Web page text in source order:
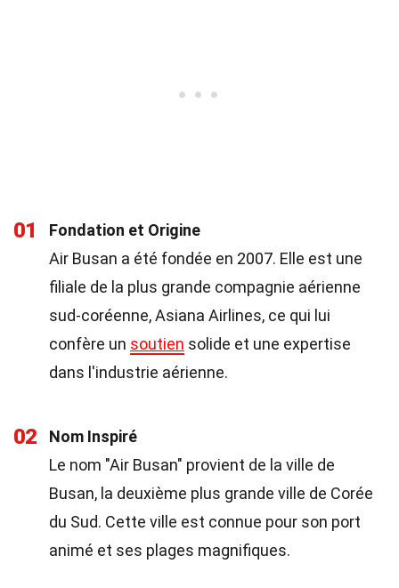
01
Fondation et Origine
Air Busan a été fondée en 2007. Elle est une
filiale de la plus grande compagnie aérienne
sud-coréenne, Asiana Airlines, ce qui lui
confère un soutien solide et une expertise
dans l'industrie aérienne.
02
Nom Inspiré
Le nom "Air Busan" provient de la ville de
Busan, la deuxième plus grande ville de Corée
du Sud. Cette ville est connue pour son port
animé et ses plages magnifiques.